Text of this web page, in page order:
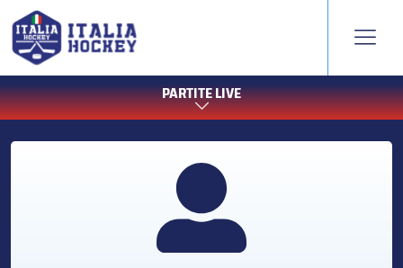
PARTITE LIVE